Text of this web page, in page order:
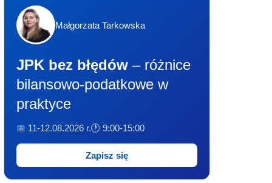
Małgorzata Tarkowska
JPK bez błędów – różnice
bilansowo-podatkowe w
praktyce
📅 11-12.08.2026 r.🕐 9:00-15:00
Zapisz się